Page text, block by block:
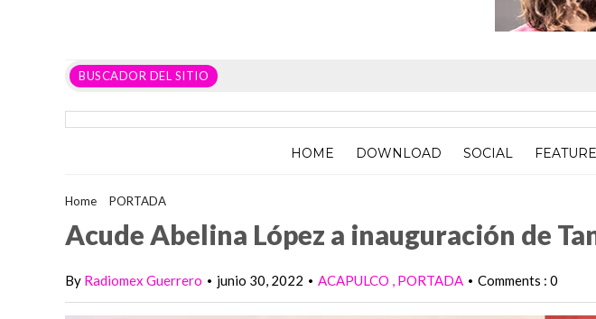
BUSCADOR DEL SITIO
HOME DOWNLOAD SOCIAL
Home PORTADA
Acude Abelina López a inauguración de
By Radiomex Guerrero • junio 30, 2022 • ACAPULCO PORTADA • Comments : 0